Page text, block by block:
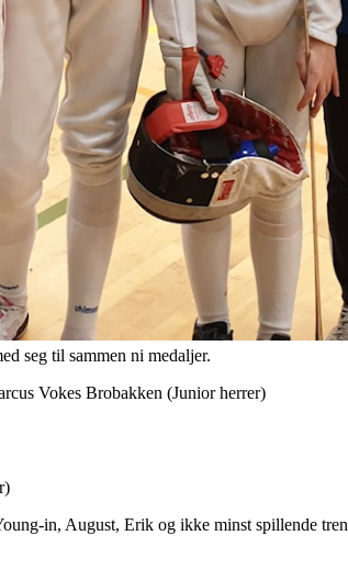
seg til sammen ni medaljer.
Vokes Brobakken (Junior herrer)
in, August, Erik og ikke minst spillende